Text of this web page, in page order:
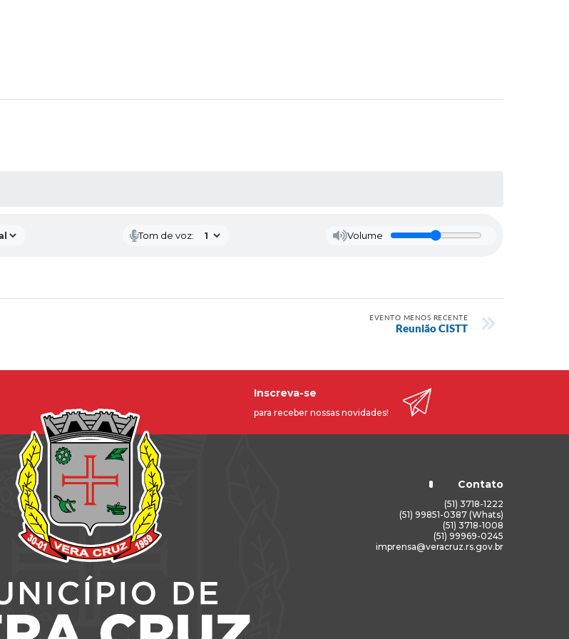
Tom de voz: Volume
EVENTO MENOS RECENTE
Reunião CISTT
Contato
(51) 3718-1222
(51) 99851-0387 (Whats)
(51) 3718-1008
(51) 99969-0245
imprensa@veracruz.rs.gov.br
Inscreva-se
para receber nossas novidades!